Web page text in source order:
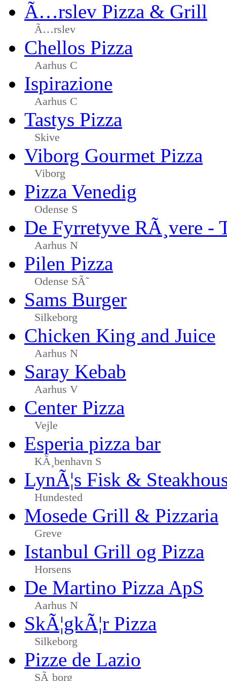
Ã…rslev Pizza & Grill
Ã…rslev
Chellos Pizza
Aarhus C
Ispirazione
Aarhus C
Tastys Pizza
Skive
Viborg Gourmet Pizza
Viborg
Pizza Venedig
Odense S
De Fyrretyve RÃ¸vere -
Aarhus N
Pilen Pizza
Odense SÃ˜
Sams Burger
Silkeborg
Chicken King and Juice
Aarhus N
Saray Kebab
Aarhus V
Center Pizza
Vejle
Esperia pizza bar
KÃ¸benhavn S
LynÃ¦s Fisk &
Hundested
Mosede Grill & Pizzaria
Greve
Istanbul Grill og Pizza
Horsens
De Martino Pizza ApS
Aarhus N
SkÃ¦gkÃ¦r Pizza
Silkeborg
Pizze de Lazio
SÃ¸borg